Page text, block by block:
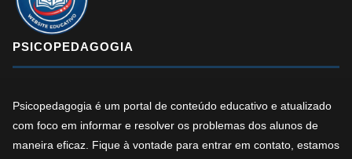
PSICOPEDAGOGIA
Psicopedagogia é um portal de conteúdo educativo e atualizado
com foco em informar e resolver os problemas dos alunos de
maneira eficaz. Fique à vontade para entrar em contato, estamos